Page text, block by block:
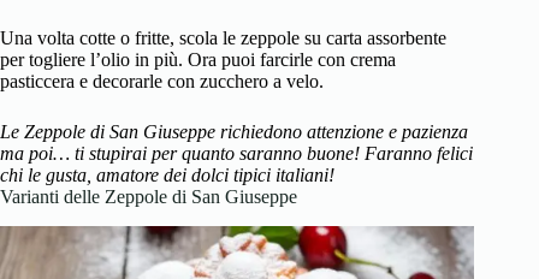
Una volta cotte o fritte, scola le zeppole su carta assorbente
per togliere l’olio in più. Ora puoi farcirle con crema
pasticcera e decorarle con zucchero a velo.
Le Zeppole di San Giuseppe richiedono attenzione e pazienza
ma poi… ti stupirai per quanto saranno buone! Faranno felici
chi le gusta, amatore dei dolci tipici italiani!
Varianti delle Zeppole di San Giuseppe